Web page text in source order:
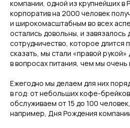
компании, одной из крупнейших в
корпоратив на 2000 человек
и широкомасштабным во всех
остались довольны, и завязалось
сотрудничество, которое длится
сказать, мы стали «правой
в вопросах питания, чем мы очень
Ежегодно мы делаем для них
в год: от небольших кофе-
обслуживаем от 15 до 100
например, Дня Рождения